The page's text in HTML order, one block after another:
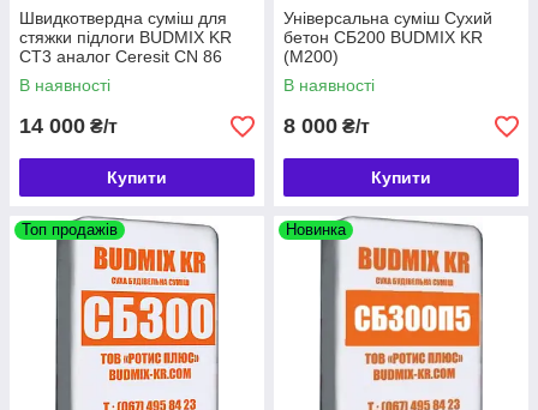
Швидкотвердна суміш для
стяжки підлоги BUDMIX KR
СТ3 аналог Ceresit СN 86
В наявності
14 000 ₴/т
Купити
Універсальна суміш Сухий
бетон СБ200 BUDMIX KR
(М200)
В наявності
8 000 ₴/т
Купити
Топ продажів Новинка